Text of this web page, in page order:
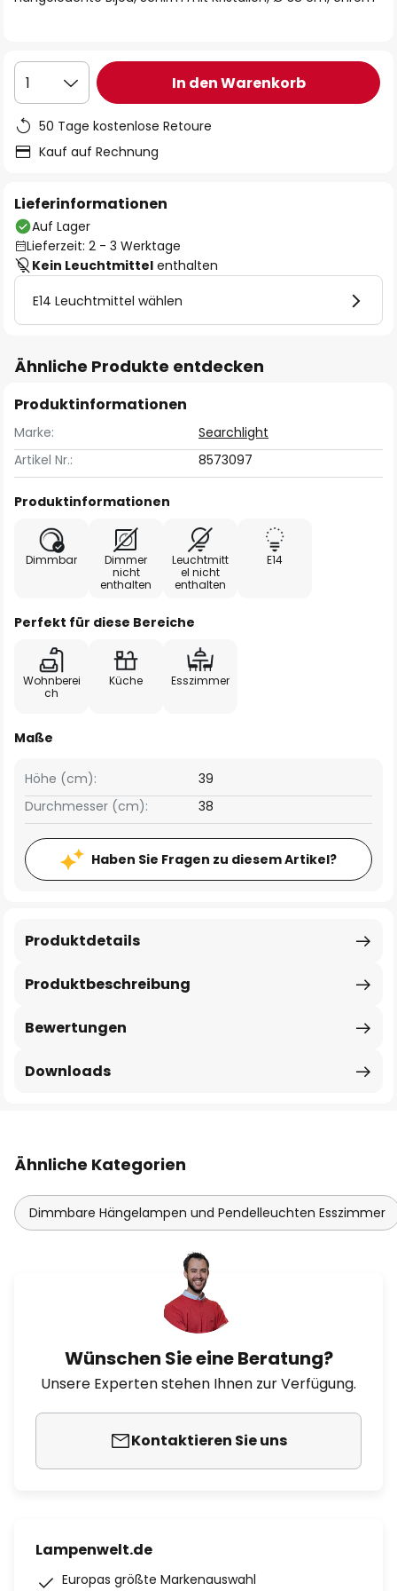
1 In den Warenkorb
50 Tage kostenlose Retoure
Kauf auf Rechnung
Lieferinformationen
Auf Lager
Lieferzeit: 2 - 3 Werktage
Kein Leuchtmittel enthalten
E14 Leuchtmittel wählen
Ähnliche Produkte entdecken
Produktinformationen
Marke:
Searchlight
Artikel Nr.:
8573097
Produktinformationen
Dimmbar
Dimmer
nicht
enthalten
Leuchtmitt
el nicht
enthalten
E14
Perfekt für diese Bereiche
Wohnberei
ch
Küche Esszimmer
Maße
Höhe (cm):
39
Durchmesser (cm):
38
Haben Sie Fragen zu diesem Artikel?
Produktbeschreibung
Produktdetails
Bewertungen
Downloads
Ähnliche Kategorien
Dimmbare Hängelampen und Pendelleuchten Esszimmer
Wünschen Sie eine Beratung?
Unsere Experten stehen Ihnen zur Verfügung.
Kontaktieren Sie uns
Lampenwelt.de
Europas größte Markenauswahl